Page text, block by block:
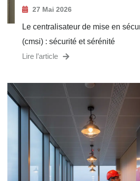
27 Mai 2026
Le centralisateur de mise en
(cmsi) : sécurité et sérénité
Lire l’article